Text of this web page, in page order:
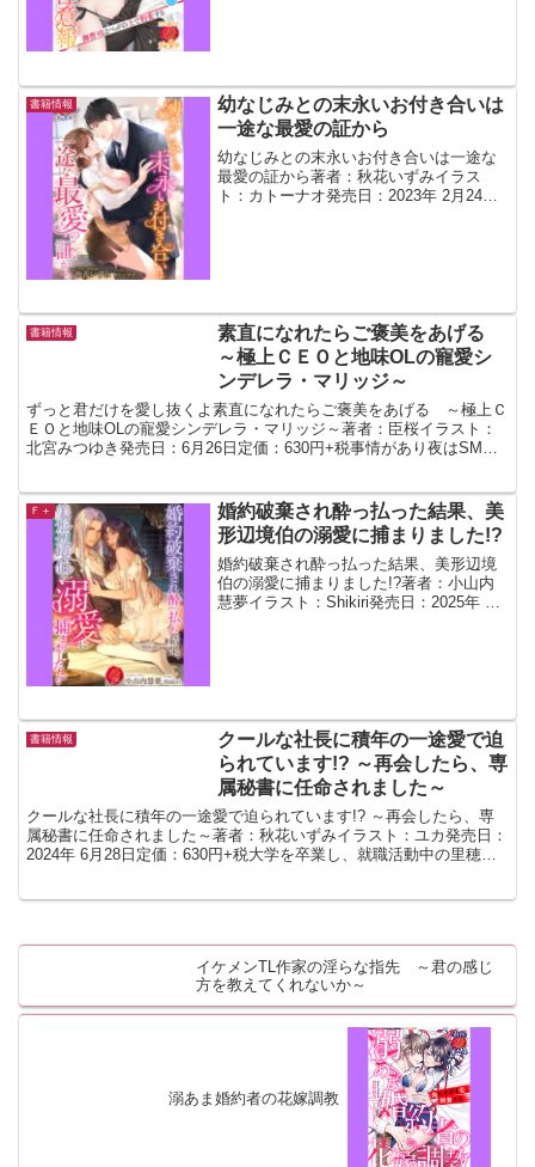
書籍情報
幼なじみとの末永いお付き合いは
一途な最愛の証から
幼なじみとの末永いお付き合いは一途な
最愛の証から著者：秋花いずみイラス
ト：カトーナオ発売日：2023年 2月24日
書籍情報
素直になれたらご褒美をあげる
～極上ＣＥＯと地味OLの寵愛シ
ンデレラ・マリッジ～
ずっと君だけを愛し抜くよ素直になれたらご褒美をあげる ～極上Ｃ
ＥＯと地味OLの寵愛シンデレラ・マリッジ～著者：臣桜イラスト：
北宮みつゆき発売日：6月26日定価：630円+税事情があり夜はSMク
Ｆ＋
婚約破棄され酔っ払った結果、美
形辺境伯の溺愛に捕まりました!?
婚約破棄され酔っ払った結果、美形辺境
伯の溺愛に捕まりました!?著者：小山内
慧夢イラスト：Shikiri発売日：2025年 9
書籍情報
クールな社長に積年の一途愛で迫
られています!? ～再会したら、専
属秘書に任命されました～
クールな社長に積年の一途愛で迫られています!? ～再会したら、専
属秘書に任命されました～著者：秋花いずみイラスト：ユカ発売日：
2024年 6月28日定価：630円+税大学を卒業し、就職活動中の里穂
イケメンTL作家の淫らな指先 ～君の感じ
方を教えてくれないか～
溺あま婚約者の花嫁調教